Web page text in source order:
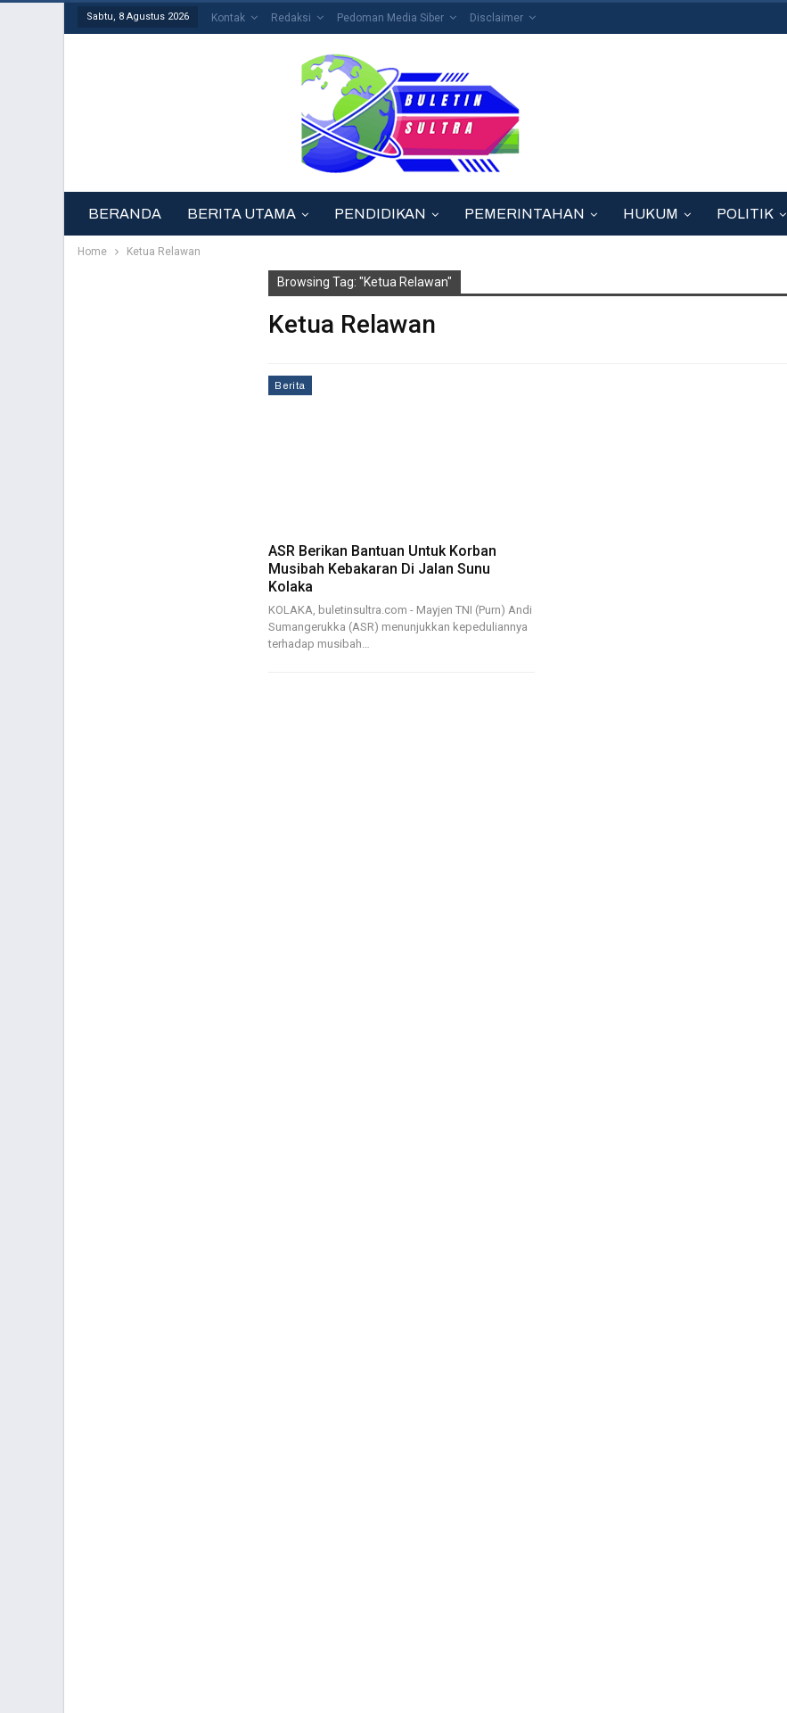
Sabtu, 8 Agustus 2026 Kontak Redaksi Pedoman Media Siber Disclaimer
BERANDA BERITA UTAMA PENDIDIKAN PEMERINTAHAN HUKUM POLITIK
Home Ketua Relawan
Browsing Tag: "Ketua Relawan"
Ketua Relawan
Berita
ASR Berikan Bantuan Untuk Korban
Musibah Kebakaran Di Jalan Sunu
Kolaka
KOLAKA, buletinsultra.com - Mayjen TNI (Purn) Andi
Sumangerukka (ASR) menunjukkan kepeduliannya
terhadap musibah…